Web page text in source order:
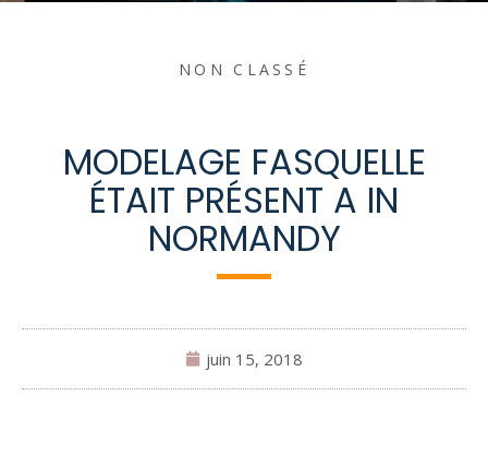
NON CLASSÉ
MODELAGE FASQUELLE
ÉTAIT PRÉSENT A IN
NORMANDY
juin 15, 2018